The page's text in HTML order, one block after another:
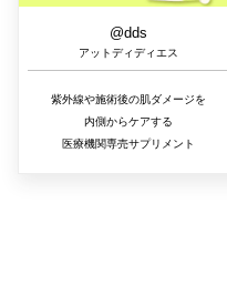
@dds
アットディディエス
紫外線や施術後の肌ダメージを
内側からケアする
医療機関専売サプリメント